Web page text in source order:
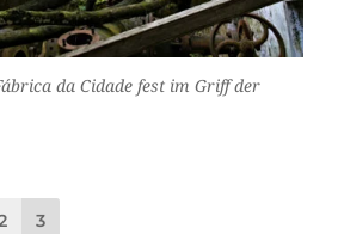
da Cidade fest im Griff der
3